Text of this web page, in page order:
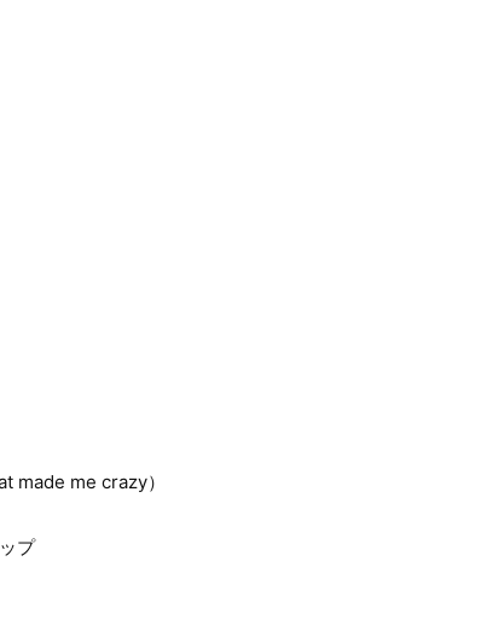
made me crazy）
プ